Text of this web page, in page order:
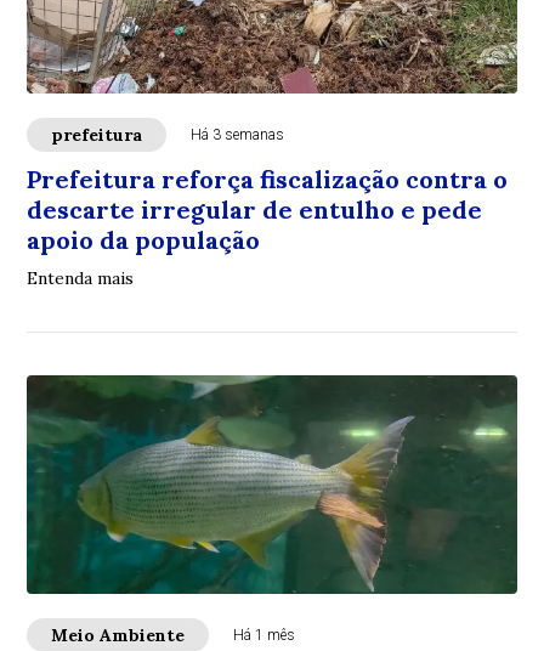
prefeitura Há 3 semanas
Prefeitura reforça fiscalização contra o
descarte irregular de entulho e pede
apoio da população
Entenda mais
Meio Ambiente Há 1 mês